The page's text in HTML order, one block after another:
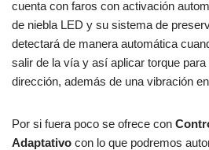
cuenta con faros con activación
de niebla LED y su sistema de
detectará de manera automática
salir de la vía y así aplicar torque
dirección, además de una vibración
Por si fuera poco se ofrece con
Adaptativo con lo que podremos